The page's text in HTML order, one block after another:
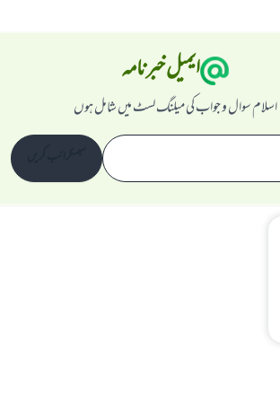
ایمیل خبرنامہ
اسلام سوال و جواب کی میلنگ لسٹ میں شامل ہوں